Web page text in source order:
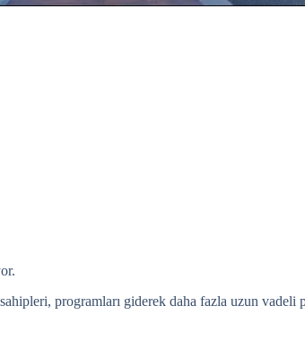
programları giderek daha fazla uzun vadeli